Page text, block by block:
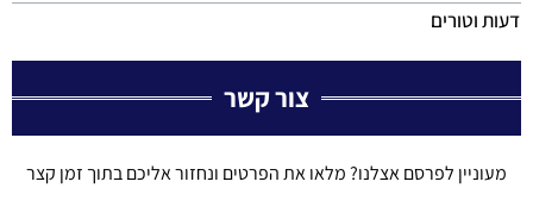
דעות וטורים
צור קשר
מעוניין לפרסם אצלנו? מלאו את הפרטים ונחזור אליכם בתוך זמן קצר